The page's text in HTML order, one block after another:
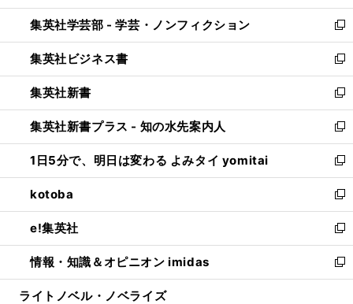
開
く
ウ
で
開
く
ン
ド
ウ
で
開
く
ウ
ィ
ン
ド
ウ
で
開
く
集英社学芸部 - 学芸・ノンフィクション
新
し
い
ウ
ィ
ン
ド
ウ
で
開
く
集英社ビジネス書
新
し
い
ウ
ィ
ン
ド
ウ
で
開
く
集英社新書
新
し
い
ウ
ィ
ン
ド
ウ
で
開
く
集英社新書プラス - 知の水先案内人
新
し
い
ウ
ィ
ン
ド
ウ
で
開
1日5分で、明日は変わる よみタイ yomitai
新
し
い
ウ
ィ
ン
ド
ウ
kotoba
新
し
い
ウ
ィ
ン
e!集英社
新
し
い
ウ
情報・知識＆オピニオン imidas
新
し
ライトノベル・ノベライズ